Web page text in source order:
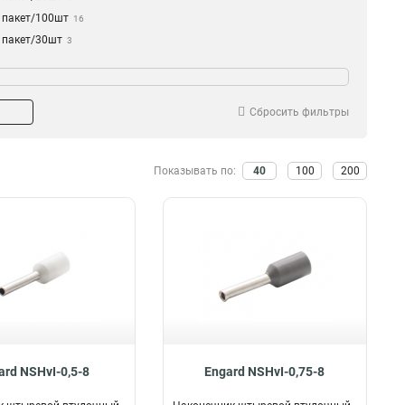
100шт 16
30шт 3
1
2
16мм 4
Сбросить фильтры
Показывать по: 40 100 200
NSHvI-0,5-8 Engard NSHvI-0,75-8